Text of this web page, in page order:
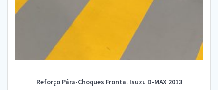
Reforço Pára-Choques Frontal Isuzu D-MAX 2013